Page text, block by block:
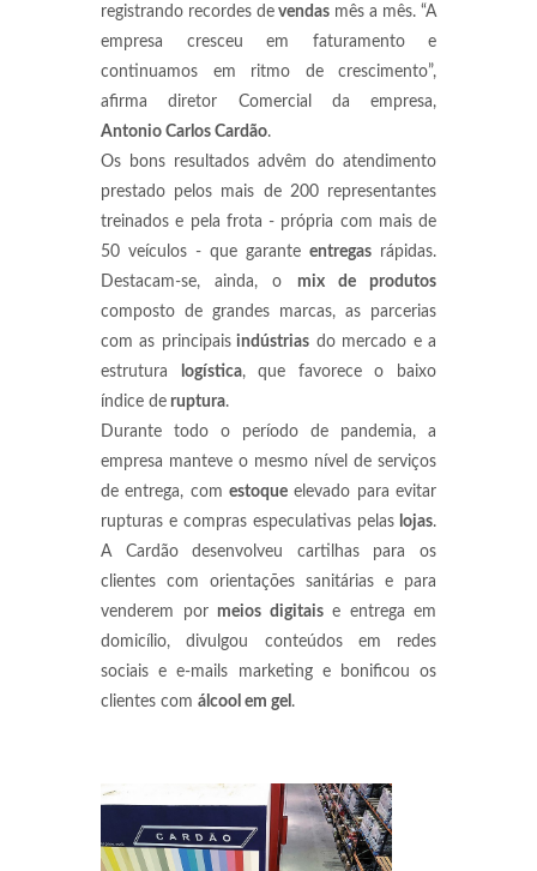
registrando recordes de vendas mês a mês. “A
empresa cresceu em faturamento e
continuamos em ritmo de crescimento”,
afirma diretor Comercial da empresa,
Antonio Carlos Cardão.
Os bons resultados advêm do atendimento
prestado pelos mais de 200 representantes
treinados e pela frota - própria com mais de
50 veículos - que garante entregas rápidas.
Destacam-se, ainda, o mix de produtos
composto de grandes marcas, as parcerias
com as principaisindústrias do mercado e a
estrutura
logística, que favorece o baixo
índice de ruptura.
Durante todo o período de pandemia, a
empresa manteve o mesmo nível de serviços
de entrega, com estoque elevado para evitar
rupturas e compras especulativas pelas lojas.
A Cardão desenvolveu cartilhas para os
clientes com orientações sanitárias e para
venderem por meios digitaise entrega em
domicílio, divulgou conteúdos em redes
sociais e e-mails marketing e bonificou os
clientes com álcool em gel .